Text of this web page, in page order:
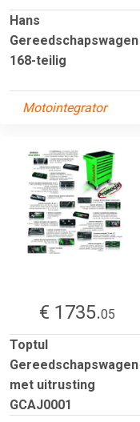
Hans
Gereedschapswagen
168-teilig
Motointegrator
€ 1735.05
Toptul
Gereedschapswagen
met uitrusting
GCAJ0001